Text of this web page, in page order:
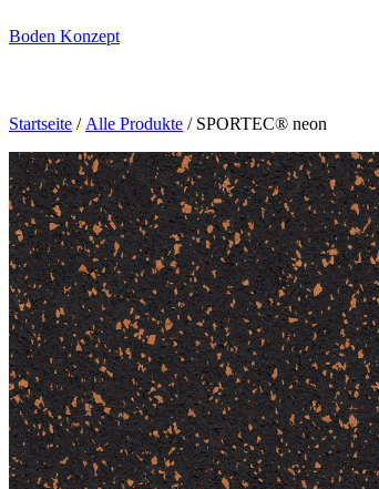
Boden Konzept
Startseite /Alle Produkte / SPORTEC® neon